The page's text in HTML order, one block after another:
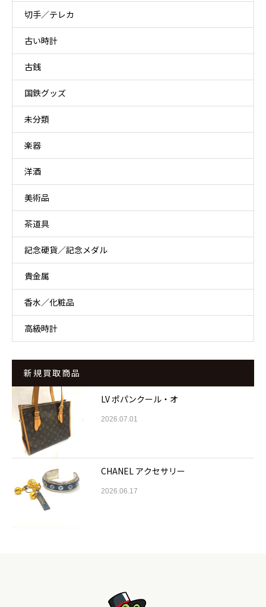
切手／テレカ
古い時計
古銭
国鉄グッズ
未分類
楽器
洋酒
美術品
茶道具
記念硬貨／記念メダル
貴金属
香水／化粧品
高級時計
新規買取商品
LV ポパンクール・オ
2026.07.01
CHANEL アクセサリー
2026.06.17